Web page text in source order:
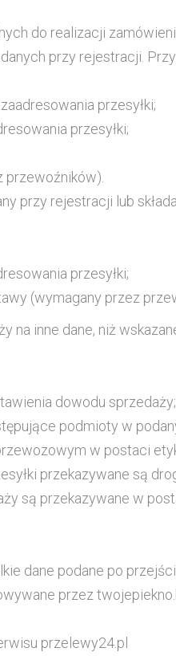
do realizacji
przy rejestracji.
przesyłki;
przesyłki;
przy rejestracji lub
przesyłki;
(wymagany przez
inne dane, niż
dowodu sprzedaży;
podmioty w
w postaci
przekazywane są
są przekazywane w
dane podane po
przez
przelewy24.pl